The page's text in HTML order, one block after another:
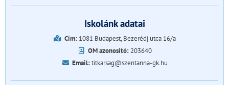
Iskolánk adatai
Cím:1081 Budapest, Bezerédj utca 16/a
OM azonosító: 203640
Email:titkarsag@szentanna-gk.hu